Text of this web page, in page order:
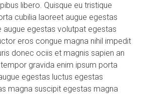
libero. Quisque eu tristique
cubilia laoreet augue egestas
augue egestas volutpat egestas
eros congue magna nihil impedit
donec ociis et magnis sapien an
gravida enim ipsum porta
egestas luctus egestas
magna suscipit egestas magna